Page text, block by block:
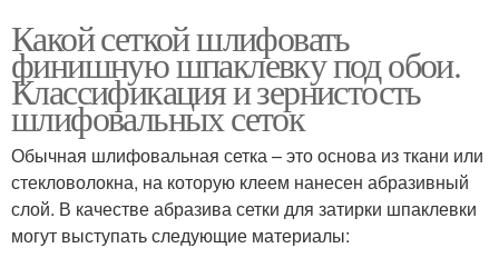
Какой сеткой шлифовать
финишную шпаклевку под обои.
Классификация и зернистость
шлифовальных сеток
Обычная шлифовальная сетка – это основа из ткани или
стекловолокна, на которую клеем нанесен абразивный
слой. В качестве абразива сетки для затирки шпаклевки
могут выступать следующие материалы: